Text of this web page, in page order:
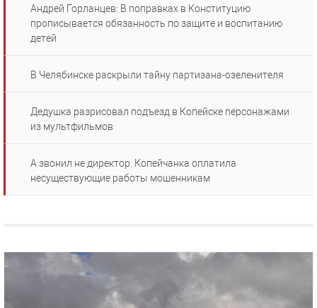
Андрей Горланцев: В поправках в Конституцию
прописывается обязанность по защите и воспитанию
детей
В Челябинске раскрыли тайну партизана-озеленителя
Дедушка разрисовал подъезд в Копейске персонажами
из мультфильмов
А звонил не директор. Копейчанка оплатила
несуществующие работы мошенникам